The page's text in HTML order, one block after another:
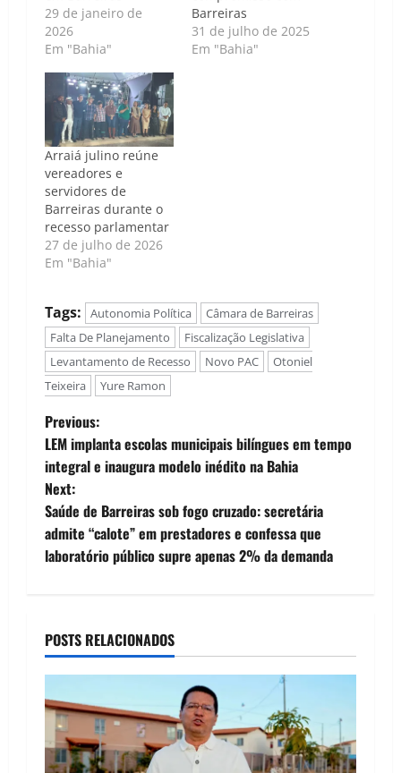
29 de janeiro de
2026
Em "Bahia"
Barreiras
31 de julho de 2025
Em "Bahia"
Arraiá julino reúne
vereadores e
servidores de
Barreiras durante o
recesso parlamentar
27 de julho de 2026
Em "Bahia"
Tags: Autonomia Política
Câmara de Barreiras
Falta De Planejamento
Fiscalização Legislativa
Levantamento de Recesso
Novo PAC
Otoniel
Teixeira
Yure Ramon
P
o
s
t
v
i
g
Previous:
LEM implanta escolas municipais bilíngues em tempo
integral e inaugura modelo inédito na Bahia
Next:
Saúde de Barreiras sob fogo cruzado: secretária
admite “calote” em prestadores e confessa que
laboratório público supre apenas 2% da demanda
POSTS RELACIONADOS